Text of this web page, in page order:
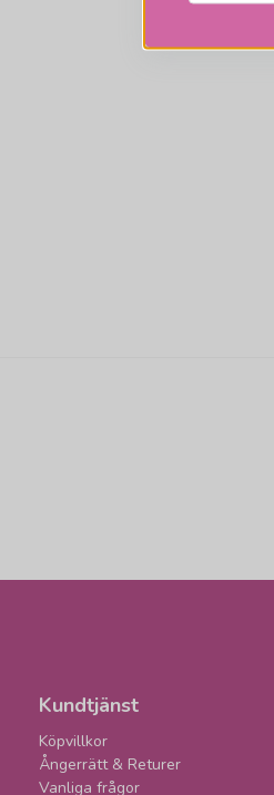
Kundtjänst
Köpvillkor
Ångerrätt & Returer
Vanliga frågor